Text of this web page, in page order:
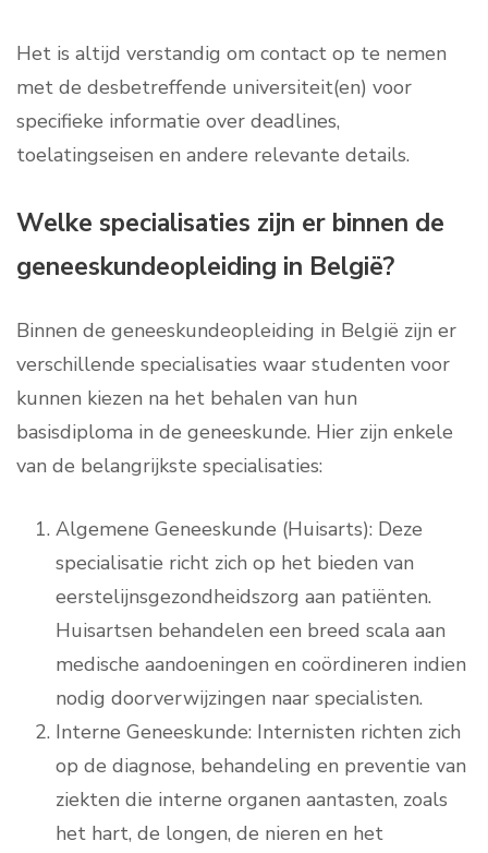
Het is altijd verstandig om contact op te nemen
met de desbetreffende universiteit(en) voor
specifieke informatie over deadlines,
toelatingseisen en andere relevante details.
Welke specialisaties zijn er binnen de
geneeskundeopleiding in België?
Binnen de geneeskundeopleiding in België zijn er
verschillende specialisaties waar studenten voor
kunnen kiezen na het behalen van hun
basisdiploma in de geneeskunde. Hier zijn enkele
van de belangrijkste specialisaties:
Algemene Geneeskunde (Huisarts): Deze
specialisatie richt zich op het bieden van
eerstelijnsgezondheidszorg aan patiënten.
Huisartsen behandelen een breed scala aan
medische aandoeningen en coördineren indien
nodig doorverwijzingen naar specialisten.
Interne Geneeskunde: Internisten richten zich
op de diagnose, behandeling en preventie van
ziekten die interne organen aantasten, zoals
het hart, de longen, de nieren en het